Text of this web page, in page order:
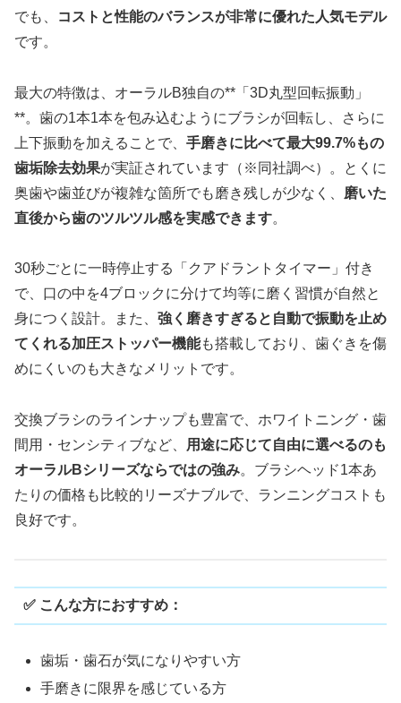
でも、
コストと性能のバランスが非常に優れた人気モデル
です。
最大の特徴は、オーラルB独自の**「3D丸型回転振動」
**。歯の1本1本を包み込むようにブラシが回転し、さらに
上下振動を加えることで、 手磨きに比べて最大99.7%もの
歯垢除去効果が実証されています（※同社調べ）。とくに
奥歯や歯並びが複雑な箇所でも磨き残しが少なく、 磨いた
直後から歯のツルツル感を実感できます。
30秒ごとに一時停止する「クアドラントタイマー」付き
で、口の中を4ブロックに分けて均等に磨く習慣が自然と
身につく設計。また、 強く磨きすぎると自動で振動を止め
てくれる加圧ストッパー機能も搭載しており、歯ぐきを傷
めにくいのも大きなメリットです。
交換ブラシのラインナップも豊富で、ホワイトニング・歯
間用・センシティブなど、
用途に応じて自由に選べるのも
オーラルBシリーズならではの強み。ブラシヘッド1本あ
たりの価格も比較的リーズナブルで、ランニングコストも
良好です。
✅ こんな方におすすめ：
歯垢・歯石が気になりやすい方
手磨きに限界を感じている方